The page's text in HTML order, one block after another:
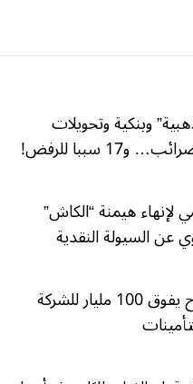
وبنكية وتحويلات
سببا للرفض!
هيمنة “الكاش”
عن السيولة النقدية
صافي أرباح يفوق 100 مليار للشركة